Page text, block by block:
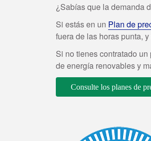
¿Sabías que la demanda
Si estás en un Plan de
fuera de las horas punta,
Si no tienes contratado
de energía renovables y
Consulte los planes de